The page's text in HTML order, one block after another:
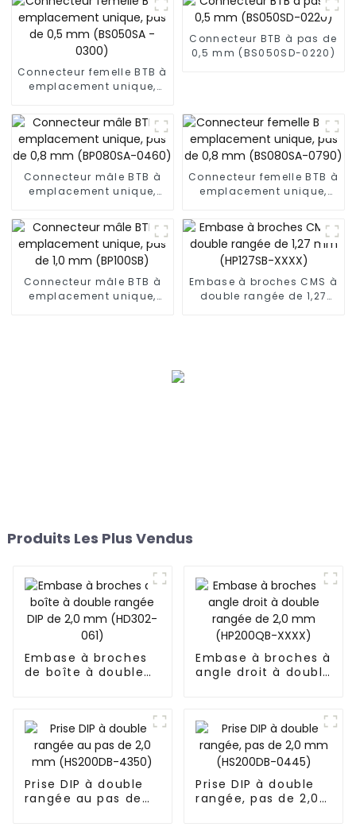
Connecteur femelle BTB à
emplacement unique,
Connecteur BTB à pas de
0,5 mm (BS050SD-0220)
Connecteur mâle BTB à
emplacement unique,
(BP080SA-0460)
Connecteur femelle BTB à
emplacement unique,
(BS080SA-0790)
Connecteur mâle BTB à
emplacement unique,
Embase à broches CMS à
double rangée de 1,27
Produits Les Plus Vendus
Embase à broches
de boîte à double
Embase à broches à
angle droit à double
Prise DIP à double
rangée au pas de
Prise DIP à double
rangée, pas de 2,0